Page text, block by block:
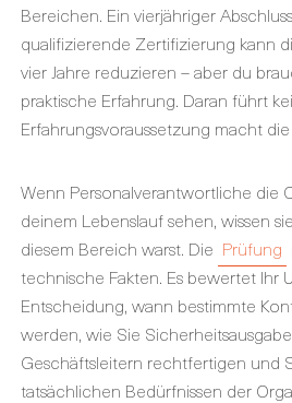
Bereichen. Ein vierjähriger
qualifizierende Zertifizierung kann
vier Jahre reduzieren – aber du
praktische Erfahrung. Daran führt
Erfahrungsvoraussetzung macht
Wenn Personalverantwortliche die
deinem Lebenslauf sehen, wissen
diesem Bereich warst. Die Prüfung
technische Fakten. Es bewertet Ihr
Entscheidung, wann bestimmte
werden, wie Sie
Geschäftsleitern rechtfertigen und
tatsächlichen Bedürfnissen der